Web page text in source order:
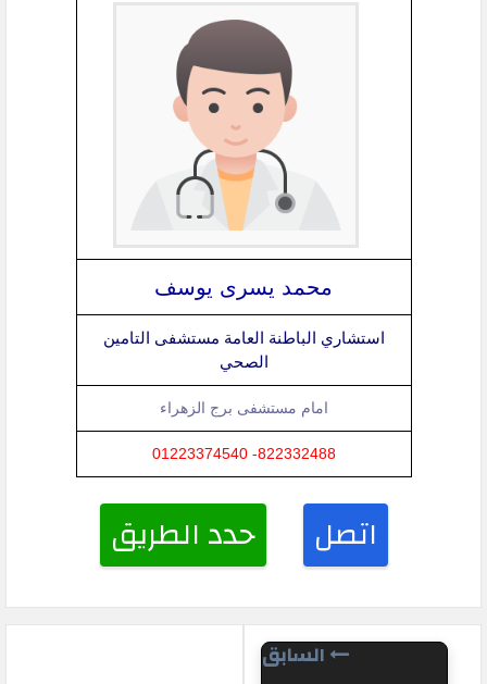
محمد يسرى يوسف
استشاري الباطنة العامة مستشفى التامين
الصحي
امام مستشفى برج الزهراء
822332488- 01223374540
اتصل حدد الطريق
السابق